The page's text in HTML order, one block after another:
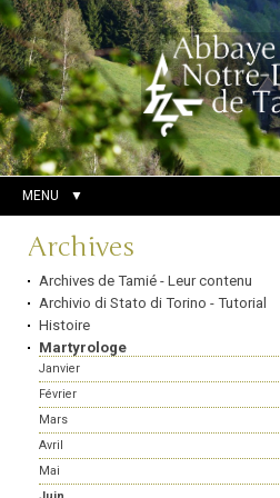
Aller
au
contenu.
|
Aller
à
la
navigation
Outils
personnels
Chercher par
Recherche
avancée…
MENU
Navigation
Archives
Archives de Tamié - Leur contenu
Archivio di Stato di Torino - Tutorial
Histoire
Martyrologe
Janvier
Février
Mars
Avril
Mai